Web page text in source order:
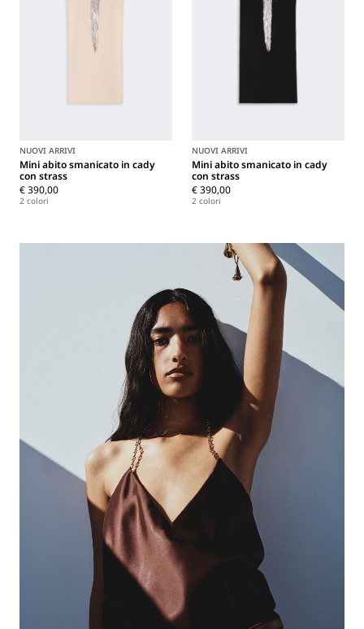
NUOVI ARRIVI
Mini abito smanicato in cady
con strass
€ 390,00
2 colori
NUOVI ARRIVI
Mini abito smanicato in cady
con strass
€ 390,00
2 colori